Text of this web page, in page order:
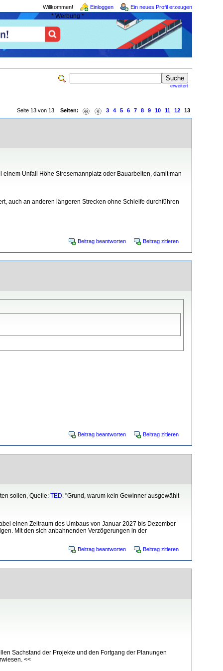
Willkommen! Einloggen Ein neues Profil erzeugen
* Werbung *
erweitert
Seite 13 von 13 Seiten: 3 4 5 6 7 8 9 10 11 12 13
Unfall Höhe Stresemannplatz oder Bauarbeiten, damit man
auch an anderen längeren Strecken ohne Schleife durchführen
Beitrag beantworten Beitrag zitieren
Beitrag beantworten Beitrag zitieren
sollen, Quelle: TED . "Grund, warum kein Gewinner ausgewählt
einen Zeitraum des Umbaus von Januar 2027 bis Dezember
Mit den sich anbahnenden Verzögerungen in der
Beitrag beantworten Beitrag zitieren
Sachstand der Projekte und den Fortgang der Planungen
<<